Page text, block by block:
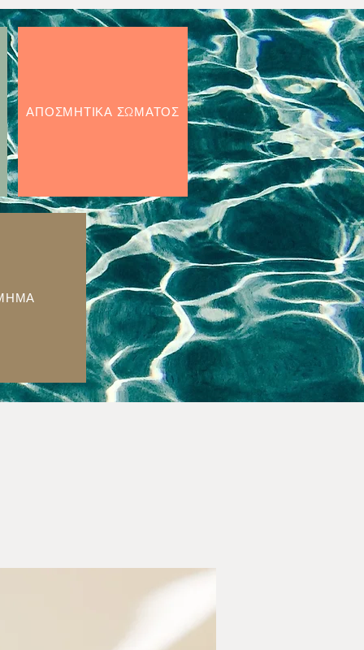
ΑΠΟΣΜΗΤΙΚΑ ΣΩΜΑΤΟΣ